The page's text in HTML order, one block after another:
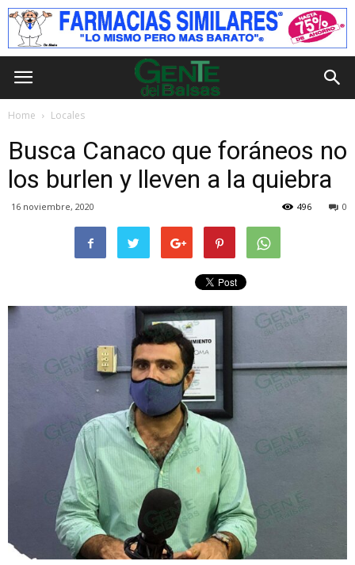
Home Locales
Busca Canaco que foráneos no
los burlen y lleven a la quiebra
16 noviembre, 2020 0
496